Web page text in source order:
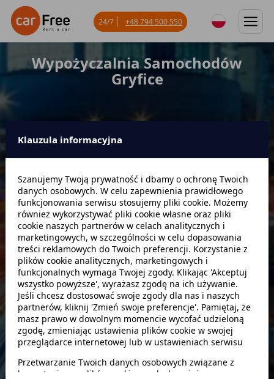
Wypożyczalnia Samochodów
Gryfice
Data odbioru Godzina
Data zwrotu Godzina
Szukaj
zwróć w innym miejscu
24/7 +48 794 500 550
Klauzula informacyjna
Szanujemy Twoją prywatność i dbamy o ochronę Twoich
danych osobowych. W celu zapewnienia prawidłowego
funkcjonowania serwisu stosujemy pliki cookie. Możemy
również wykorzystywać pliki cookie własne oraz pliki
cookie naszych partnerów w celach analitycznych i
marketingowych, w szczególności w celu dopasowania
treści reklamowych do Twoich preferencji. Korzystanie z
plików cookie analitycznych, marketingowych i
funkcjonalnych wymaga Twojej zgody. Klikając 'Akceptuj
wszystko powyższe', wyrażasz zgodę na ich używanie.
Jeśli chcesz dostosować swoje zgody dla nas i naszych
partnerów, kliknij 'Zmień swoje preferencje'. Pamiętaj, że
masz prawo w dowolnym momencie wycofać udzieloną
zgodę, zmieniając ustawienia plików cookie w swojej
przeglądarce internetowej lub w ustawieniach serwisu
Przetwarzanie Twoich danych osobowych związane z
korzystaniem z plików cookie w celach wyżej